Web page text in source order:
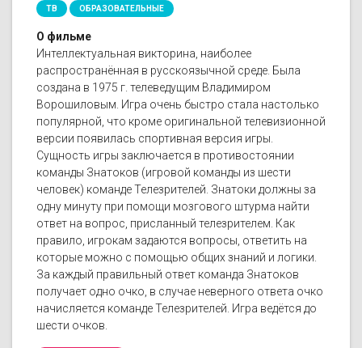
ТВ ОБРАЗОВАТЕЛЬНЫЕ
О фильме
Интеллектуальная викторина, наиболее
распространённая в русскоязычной среде. Была
создана в 1975 г. телеведущим Владимиром
Ворошиловым. Игра очень быстро стала настолько
популярной, что кроме оригинальной телевизионной
версии появилась спортивная версия игры.
Сущность игры заключается в противостоянии
команды Знатоков (игровой команды из шести
человек) команде Телезрителей. Знатоки должны за
одну минуту при помощи мозгового штурма найти
ответ на вопрос, присланный телезрителем. Как
правило, игрокам задаются вопросы, ответить на
которые можно с помощью общих знаний и логики.
За каждый правильный ответ команда Знатоков
получает одно очко, в случае неверного ответа очко
начисляется команде Телезрителей. Игра ведётся до
шести очков.